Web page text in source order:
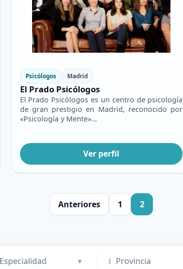
Psicólogos Madrid
El Prado Psicólogos
El Prado Psicólogos es un centro de psicología
de gran prestigio en Madrid, reconocido por
«Psicología y Mente»…
Ver perfil
Anteriores 1 2
Especialidad ▾ Provincia